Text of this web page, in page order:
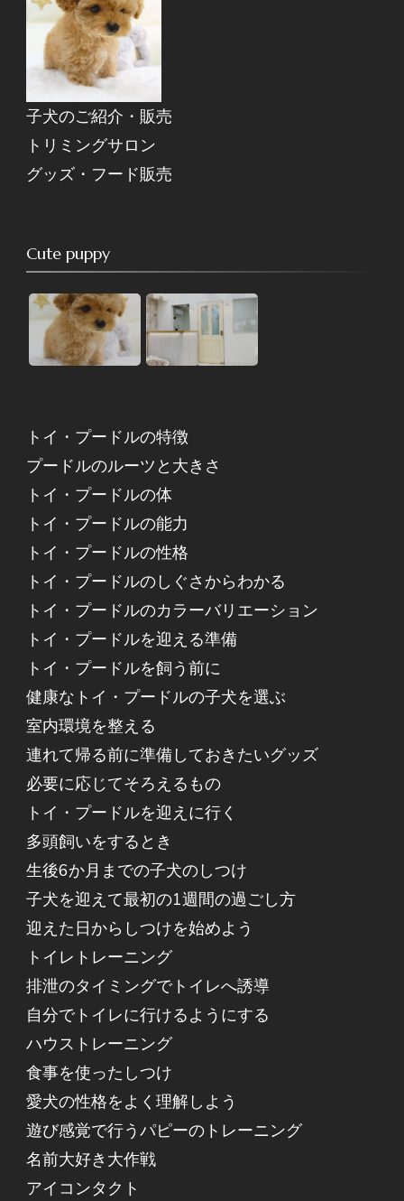
子犬のご紹介・販売
トリミングサロン
グッズ・フード販売
Cute puppy
トイ・プードルの特徴
プードルのルーツと大きさ
トイ・プードルの体
トイ・プードルの能力
トイ・プードルの性格
トイ・プードルのしぐさからわかる
トイ・プードルのカラーバリエーション
トイ・プードルを迎える準備
トイ・プードルを飼う前に
健康なトイ・プードルの子犬を選ぶ
室内環境を整える
連れて帰る前に準備しておきたいグッズ
必要に応じてそろえるもの
トイ・プードルを迎えに行く
多頭飼いをするとき
生後6か月までの子犬のしつけ
子犬を迎えて最初の1週間の過ごし方
迎えた日からしつけを始めよう
トイレトレーニング
排泄のタイミングでトイレへ誘導
自分でトイレに行けるようにする
ハウストレーニング
食事を使ったしつけ
愛犬の性格をよく理解しよう
遊び感覚で行うパピーのトレーニング
名前大好き大作戦
アイコンタクト